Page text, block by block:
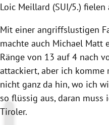
Loic Meillard (SUI/5.) fielen
Mit einer angriffslustigen
machte auch Michael Matt
Ränge von 13 auf 4 nach
attackiert, aber ich komme
nicht ganz da hin, wo ich
so flüssig aus, daran muss
Tiroler.